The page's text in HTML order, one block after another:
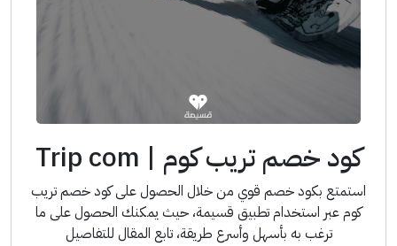
كود خصم تريب كوم | Trip com
استمتع بكود خصم قوي من خلال الحصول على كود خصم تريب
كوم عبر استخدام تطبيق قسيمة، حيث يمكنك الحصول على ما
ترغب به بأسهل وأسرع طريقة، تابع المقال للتفاصيل